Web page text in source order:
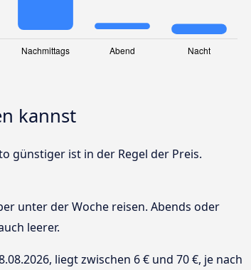
kannst
günstiger ist in der Regel der Preis.
unter der Woche reisen. Abends oder
leerer.
, liegt zwischen 6 € und 70 €, je nach